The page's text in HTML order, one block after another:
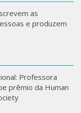
as
e produzem
Professora
prêmio da Human